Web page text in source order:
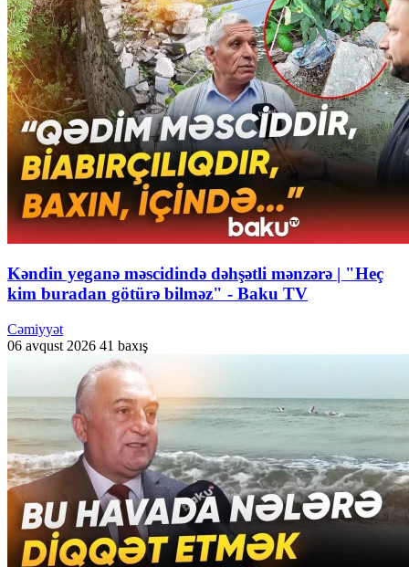
Kəndin yeganə məscidində dəhşətli mənzərə | "Heç
kim buradan götürə bilməz" - Baku TV
Cəmiyyət
06 avqust 2026 41 baxış